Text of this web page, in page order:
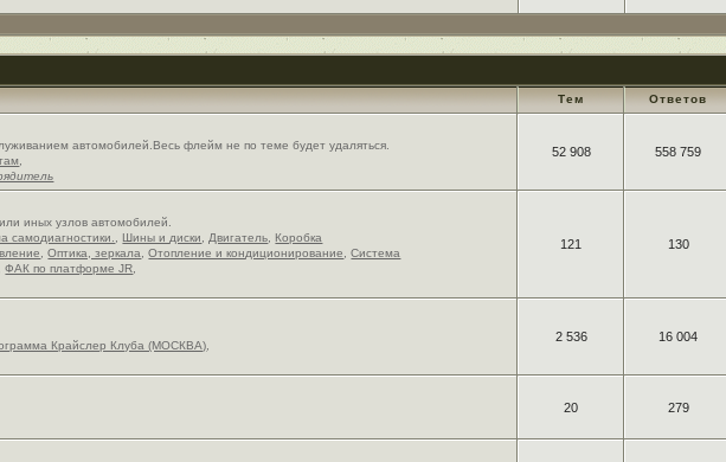
Тем Ответов
автомобилей.Весь флейм не по теме будет удаляться.
52 908 558 759
иных узлов автомобилей.
самодиагностики. Шины и диски Двигатель
Коробка
,Оптика, зеркала ,Отопление и кондиционирование ,Система
,ФАК по платформе JR
121 130
Крайслер Клуба (МОСКВА)
2 536 16 004
20 279